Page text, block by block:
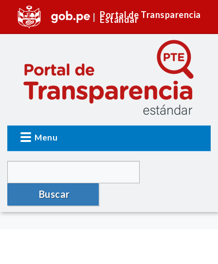
Portal de Transparencia
Estándar
Menu
Buscar